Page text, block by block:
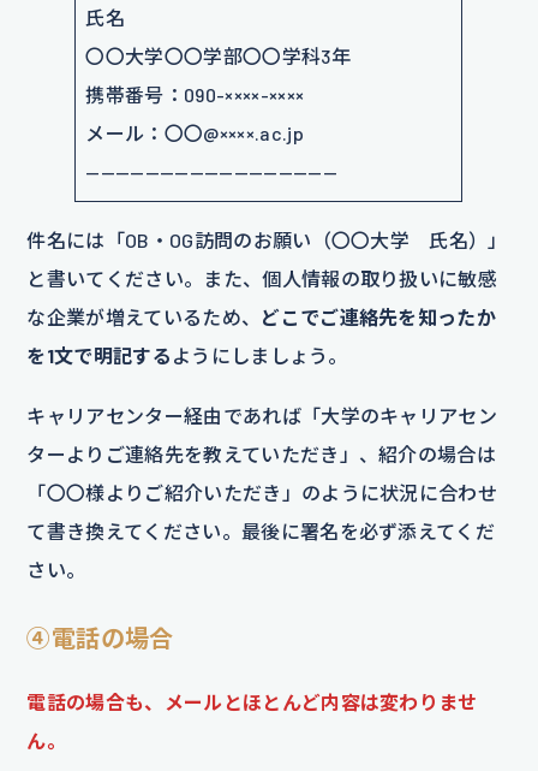
氏名
〇〇大学〇〇学部〇〇学科3年
携帯番号：090-××××-××××
メール：〇〇@××××.ac.jp
—————————————————
件名には「OB・OG訪問のお願い（〇〇大学 氏名）」
と書いてください。また、個人情報の取り扱いに敏感
な企業が増えているため、 どこでご連絡先を知ったか
を1文で明記する ようにしましょう。
キャリアセンター経由であれば「大学のキャリアセン
ターよりご連絡先を教えていただき」、紹介の場合は
「〇〇様よりご紹介いただき」のように状況に合わせ
て書き換えてください。最後に署名を必ず添えてくだ
さい。
④電話の場合
電話の場合も、メールとほとんど内容は変わりませ
ん。